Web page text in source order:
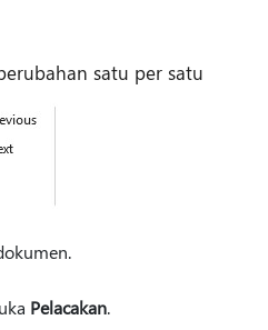
satu per satu
Pelacakan.